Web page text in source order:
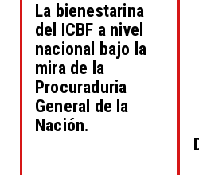
La bienestarina
del ICBF a nivel
nacional bajo la
mira de la
Procuraduria
General de la
Nación.